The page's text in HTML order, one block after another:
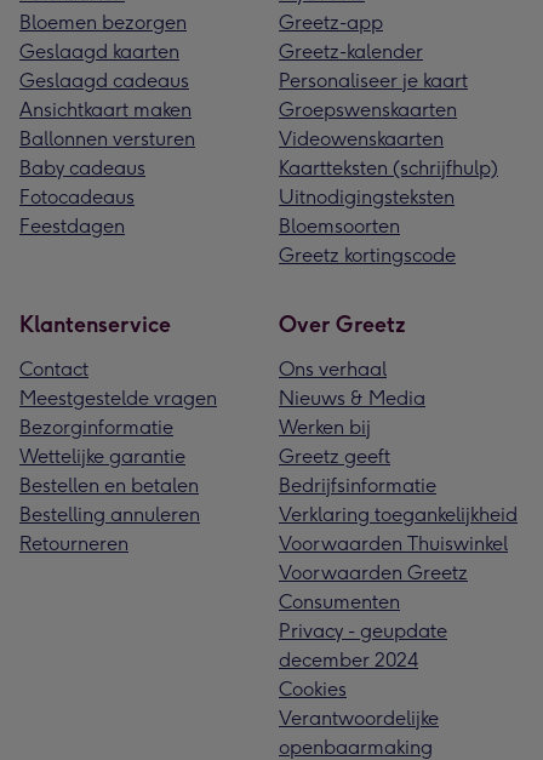
Bloemen bezorgen
Geslaagd kaarten
Geslaagd cadeaus
Ansichtkaart maken
Ballonnen versturen
Baby cadeaus
Fotocadeaus
Feestdagen
Greetz-app
Greetz-kalender
Personaliseer je kaart
Groepswenskaarten
Videowenskaarten
Kaartteksten (schrijfhulp)
Uitnodigingsteksten
Bloemsoorten
Greetz kortingscode
Klantenservice
Contact
Meestgestelde vragen
Bezorginformatie
Wettelijke garantie
Bestellen en betalen
Bestelling annuleren
Retourneren
Over Greetz
Ons verhaal
Nieuws & Media
Werken bij
Greetz geeft
Bedrijfsinformatie
Verklaring toegankelijkheid
Voorwaarden Thuiswinkel
Voorwaarden Greetz
Consumenten
Privacy - geupdate
december 2024
Cookies
Verantwoordelijke
openbaarmaking